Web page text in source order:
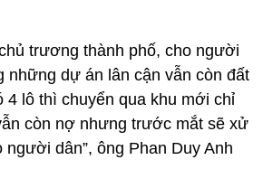
trương thành phố, cho người
những dự án lân cận vẫn còn đất
4 lô thì chuyển qua khu mới chỉ
còn nợ nhưng trước mắt sẽ xử
dân”, ông Phan Duy Anh